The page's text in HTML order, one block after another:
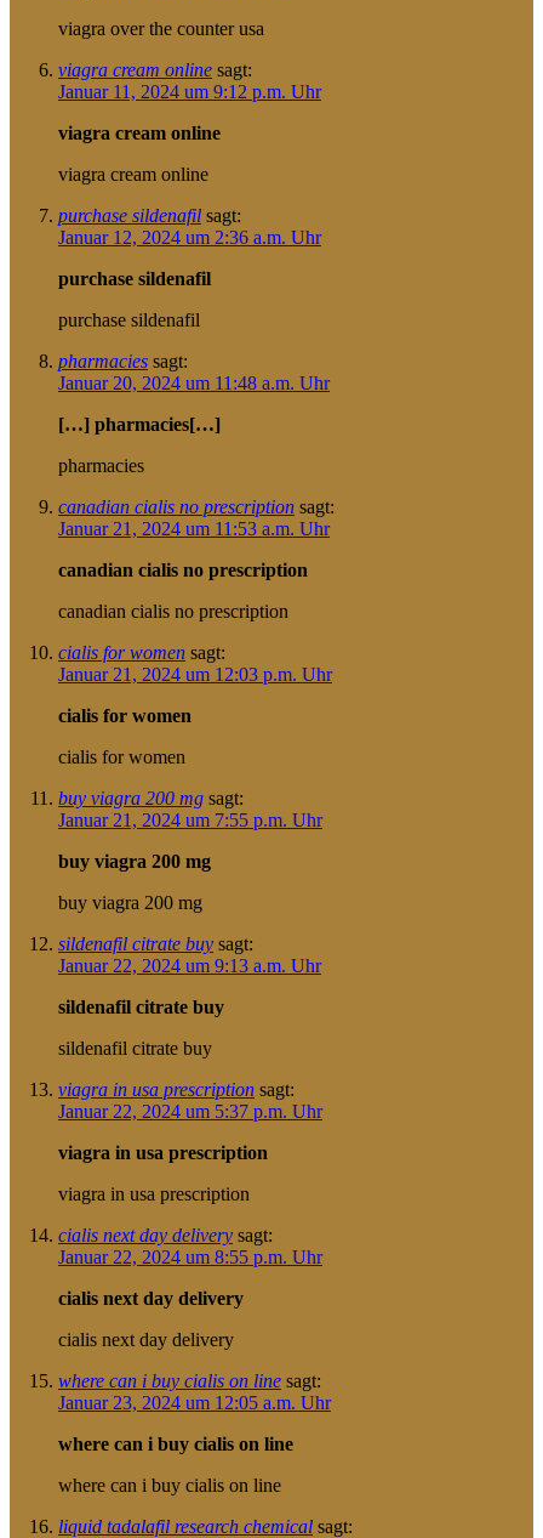
viagra over the counter usa
viagra cream online sagt:
Januar 11, 2024 um 9:12 p.m. Uhr
viagra cream online
viagra cream online
purchase sildenafil sagt:
Januar 12, 2024 um 2:36 a.m. Uhr
purchase sildenafil
purchase sildenafil
pharmacies sagt:
Januar 20, 2024 um 11:48 a.m. Uhr
[…] pharmacies[…]
pharmacies
canadian cialis no prescription sagt:
Januar 21, 2024 um 11:53 a.m. Uhr
canadian cialis no prescription
canadian cialis no prescription
cialis for women sagt:
Januar 21, 2024 um 12:03 p.m. Uhr
cialis for women
cialis for women
buy viagra 200 mg sagt:
Januar 21, 2024 um 7:55 p.m. Uhr
buy viagra 200 mg
buy viagra 200 mg
sildenafil citrate buy sagt:
Januar 22, 2024 um 9:13 a.m. Uhr
sildenafil citrate buy
sildenafil citrate buy
viagra in usa prescription sagt:
Januar 22, 2024 um 5:37 p.m. Uhr
viagra in usa prescription
viagra in usa prescription
cialis next day delivery sagt:
Januar 22, 2024 um 8:55 p.m. Uhr
cialis next day delivery
cialis next day delivery
where can i buy cialis on line sagt:
Januar 23, 2024 um 12:05 a.m. Uhr
where can i buy cialis on line
where can i buy cialis on line
liquid tadalafil research chemical sagt: